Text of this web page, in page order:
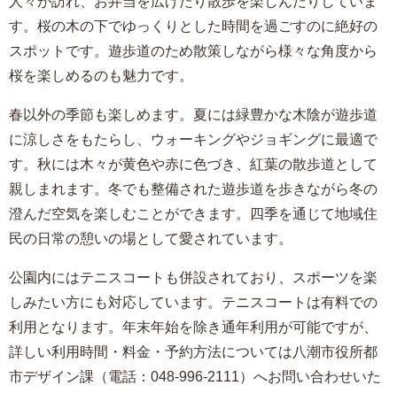
す。桜の木の下でゆっくりとした時間を過ごすのに絶好の
スポットです。遊歩道のため散策しながら様々な角度から
桜を楽しめるのも魅力です。
春以外の季節も楽しめます。夏には緑豊かな木陰が遊歩道
に涼しさをもたらし、ウォーキングやジョギングに最適で
す。秋には木々が黄色や赤に色づき、紅葉の散歩道として
親しまれます。冬でも整備された遊歩道を歩きながら冬の
澄んだ空気を楽しむことができます。四季を通じて地域住
民の日常の憩いの場として愛されています。
公園内にはテニスコートも併設されており、スポーツを楽
しみたい方にも対応しています。テニスコートは有料での
利用となります。年末年始を除き通年利用が可能ですが、
詳しい利用時間・料金・予約方法については八潮市役所都
市デザイン課（電話：048-996-2111）へお問い合わせいた